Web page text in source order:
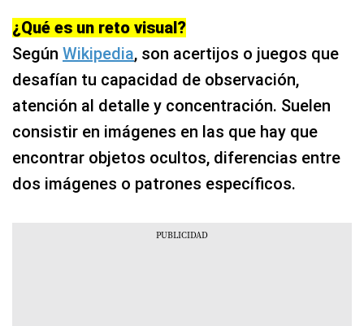
¿Qué es un reto visual?
SegúnWikipedia, son acertijos o juegos que
desafían tu capacidad de observación,
atención al detalle y concentración. Suelen
consistir en imágenes en las que hay que
encontrar objetos ocultos, diferencias entre
dos imágenes o patrones específicos.